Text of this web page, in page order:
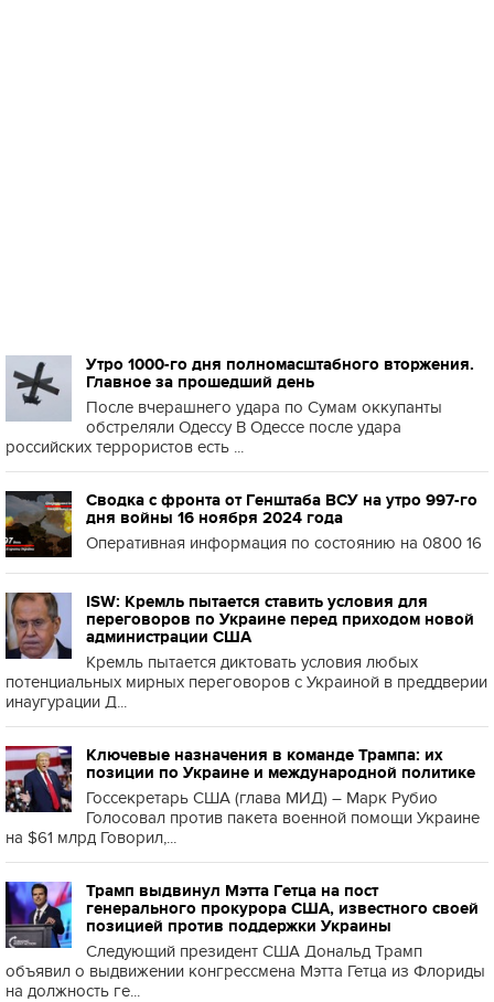
Утро 1000-го дня полномасштабного вторжения.
Главное за прошедший день
После вчерашнего удара по Сумам оккупанты
обстреляли Одессу В Одессе после удара
российских террористов есть ...
Сводка с фронта от Генштаба ВСУ на утро 997-го
дня войны 16 ноября 2024 года
Оперативная информация по состоянию на 0800 16
ISW: Кремль пытается ставить условия для
переговоров по Украине перед приходом новой
администрации США
Кремль пытается диктовать условия любых
потенциальных мирных переговоров с Украиной в преддверии
инаугурации Д...
Ключевые назначения в команде Трампа: их
позиции по Украине и международной политике
Госсекретарь США (глава МИД) – Марк Рубио
Голосовал против пакета военной помощи Украине
на $61 млрд Говорил,...
Трамп выдвинул Мэтта Гетца на пост
генерального прокурора США, известного своей
позицией против поддержки Украины
Следующий президент США Дональд Трамп
объявил о выдвижении конгрессмена Мэтта Гетца из Флориды
на должность ге...